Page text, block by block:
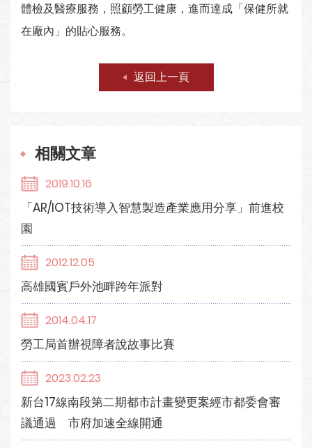
體檢及醫療服務，照顧勞工健康，進而達成「保健所就
在廠內」的貼心服務。
返回上一頁
相關文章
2019.10.16
「AR/IOT技術導入智慧製造產業應用分享」前進校
園
2012.12.05
高雄國賓戶外池畔跨年派對
2014.04.17
勞工局首辦視障者說故事比賽
2023.02.23
新台17線南段第二期都市計畫變更案經市都委會審
議通過 市府加速全線開通